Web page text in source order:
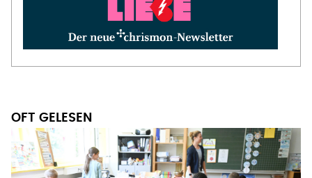
OFT GELESEN